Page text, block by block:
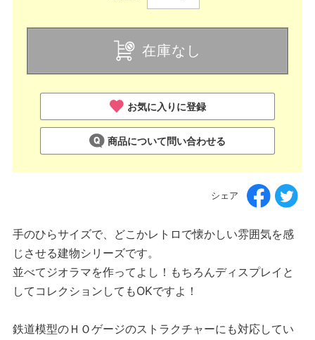
在庫なし
お気に入りに登録
商品について問い合わせる
シェア
手のひらサイズで、どこかレトロで懐かしい雰囲気を感
じさせる建物シリーズです。
並べてジオラマを作ってよし！もちろんディスプレイと
してコレクションしてもOKですよ！
鉄道模型のＨＯゲージのストラクチャーにも対応してい